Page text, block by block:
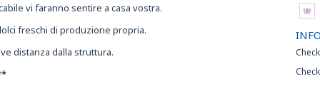
vi faranno sentire a casa vostra.
freschi di produzione propria.
distanza dalla struttura.